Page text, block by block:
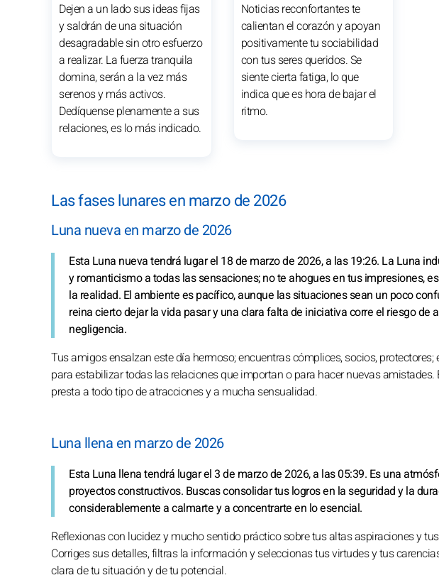
Dejen a un lado sus ideas fijas
y saldrán de una situación
desagradable sin otro esfuerzo
a realizar. La fuerza tranquila
domina, serán a la vez más
serenos y más activos.
Dedíquense plenamente a sus
relaciones, es lo más indicado.
Noticias reconfortantes te
calientan el corazón y apoyan
positivamente tu sociabilidad
con tus seres queridos. Se
siente cierta fatiga, lo que
indica que es hora de bajar el
ritmo.
Las fases lunares en marzo de 2026
Luna nueva en marzo de 2026
Esta Luna nueva tendrá lugar el 18 de marzo de 2026, a las 19:26. La Luna
y romanticismo a todas las sensaciones; no te ahogues en tus impresiones,
la realidad. El ambiente es pacífico, aunque las situaciones sean un poco
reina cierto dejar la vida pasar y una clara falta de iniciativa corre el riesgo de
negligencia.
Tus amigos ensalzan este día hermoso; encuentras cómplices, socios,
para estabilizar todas las relaciones que importan o para hacer nuevas
presta a todo tipo de atracciones y a mucha sensualidad.
Luna llena en marzo de 2026
Esta Luna llena tendrá lugar el 3 de marzo de 2026, a las 05:39. Es una
proyectos constructivos. Buscas consolidar tus logros en la seguridad y la
considerablemente a calmarte y a concentrarte en lo esencial.
Reflexionas con lucidez y mucho sentido práctico sobre tus altas aspiraciones y
Corriges sus detalles, filtras la información y seleccionas tus virtudes y tus
clara de tu situación y de tu potencial.